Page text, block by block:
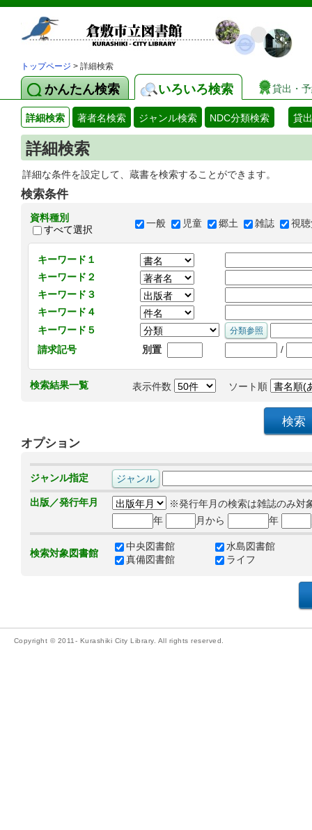
トップページ > 詳細検索
かんたん検索 いろいろ検索 貸出・
詳細検索 著者名検索 ジャンル検索 NDC分類検索 貸
詳細検索
詳細な条件を設定して、蔵書を検索することができます。
検索条件
資料種別
すべて選択
一般 児童 郷土 雑誌 視
キーワード１
キーワード２
キーワード３
キーワード４
キーワード５
請求記号
別置 /
検索結果一覧 表示件数 ソート順
オプション
ジャンル指定
出版／発行年月
※発行年月の検索は雑誌のみ対
年
月から 年
検索対象図書館
中央図書館
水島図書館
真備図書館
ライフ
Copyright © 2011- Kurashiki City Library. All rights reserved.